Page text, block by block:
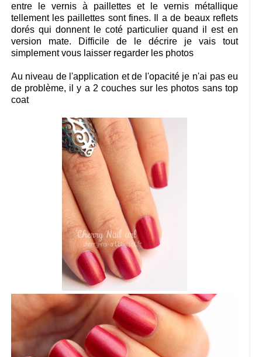
entre le vernis à paillettes et le vernis métallique
tellement les paillettes sont fines. Il a de beaux reflets
dorés qui donnent le coté particulier quand il est en
version mate. Difficile de le décrire je vais tout
simplement vous laisser regarder les photos
Au niveau de l'application et de l'opacité je n'ai pas eu
de problème, il y a 2 couches sur les photos sans top
coat